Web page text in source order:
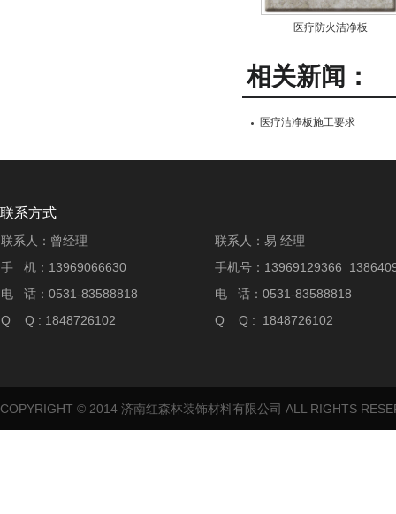
医疗防火洁净板
相关新闻：
医疗洁净板施工要求
联系方式
联系人：曾经理
手 机：13969066630
电 话：0531-83588818
Q Q : 1848726102
联系人：易 经理
手机号：13969129366
电 话：0531-83588818
Q Q : 1848726102
COPYRIGHT © 2014 济南红森林装饰材料有限公司 ALL RIGHTS